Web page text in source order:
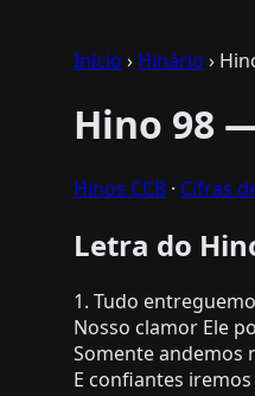
Início › Hinário ›
Hino 98
Hinos CCB · Cifras
Letra do
1. Tudo
Nosso clamor Ele
Somente andemos
E confiantes iremos